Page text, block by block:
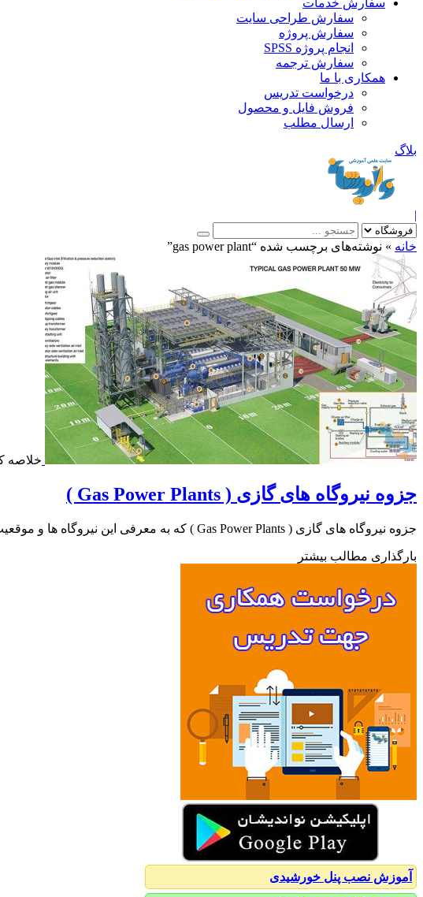
سفارش خدمات
سفارش طراحی سایت
سفارش پروژه
انجام پروژه SPSS
سفارش ترجمه
همکاری با ما
درخواست تدریس
فروش فایل و محصول
ارسال مطلب
بلاگ
|
خانه » نوشته‌های برچسب شده “gas power plant”
خلاصه
جزوه نیروگاه های گازی ( Gas Power Plants )
جزوه نیروگاه های گازی ( Gas Power Plants ) که به معرفی این نیروگاه ها و موقعیت و تأسیسات آنها می پردازد…
بارگذاری مطالب بیشتر
آموزش نصب پنل خورشیدی